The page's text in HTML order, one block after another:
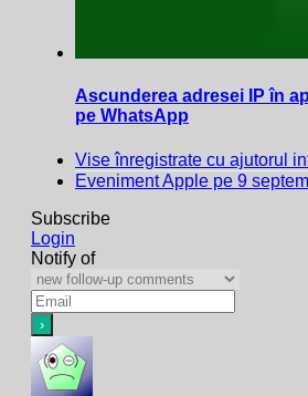
Ascunderea adresei IP în
pe WhatsApp
Vise înregistrate cu ajutorul
Eveniment Apple pe 9
Subscribe
Login
Notify of